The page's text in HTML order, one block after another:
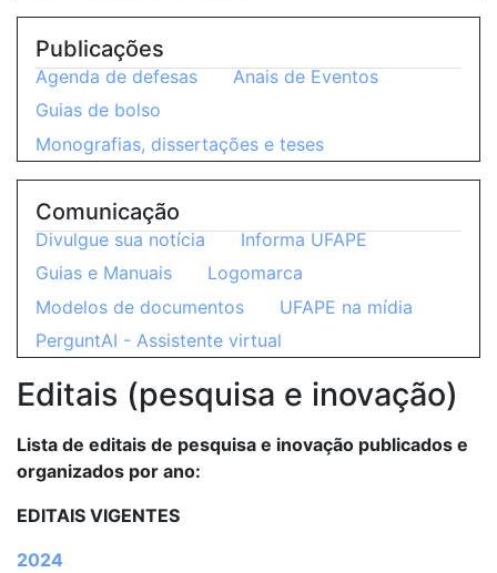
Editais (pesquisa e inovação)
Lista de editais de pesquisa e inovação publicados e
organizados por ano:
EDITAIS VIGENTES
2024
Publicações
Agenda de defesas
Anais de Eventos
Guias de bolso
Monografias, dissertações e teses
Comunicação
Divulgue sua notícia
Informa UFAPE
Guias e Manuais
Logomarca
Modelos de documentos
UFAPE na mídia
PerguntAI - Assistente virtual